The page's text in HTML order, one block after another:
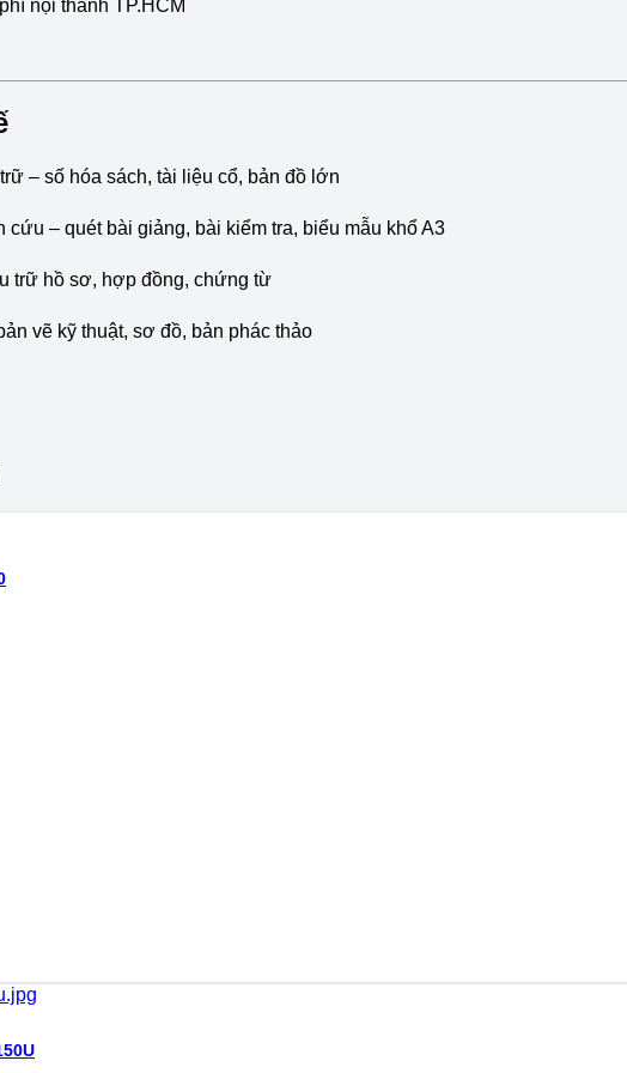
nội thành TP.HCM
– số hóa sách, tài liệu cổ, bản đồ lớn
– quét bài giảng, bài kiểm tra, biểu mẫu khổ A3
trữ hồ sơ, hợp đồng, chứng từ
vẽ kỹ thuật, sơ đồ, bản phác thảo